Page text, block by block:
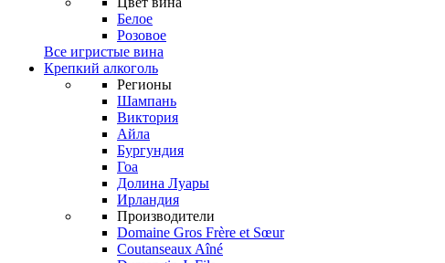
Белое
Розовое
Все игристые вина
Крепкий алкоголь
Регионы
Шампань
Виктория
Айла
Бургундия
Гоа
Долина Луары
Ирландия
Производители
Domaine Gros Frère et Sœur
Coutanseaux Aîné